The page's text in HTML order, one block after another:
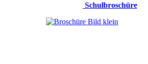
Schulbroschüre